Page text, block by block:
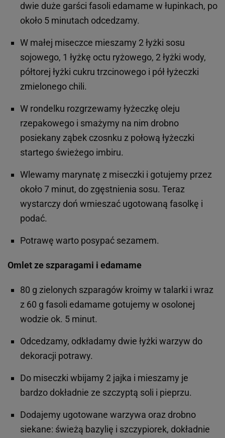
dwie duże garści fasoli edamame w łupinkach, po
około 5 minutach odcedzamy.
W małej miseczce mieszamy 2 łyżki sosu
sojowego, 1 łyżkę octu ryżowego, 2 łyżki wody,
półtorej łyżki cukru trzcinowego i pół łyżeczki
zmielonego chili.
W rondelku rozgrzewamy łyżeczkę oleju
rzepakowego i smażymy na nim drobno
posiekany ząbek czosnku z połową łyżeczki
startego świeżego imbiru.
Wlewamy marynatę z miseczki i gotujemy przez
około 7 minut, do zgęstnienia sosu. Teraz
wystarczy doń wmieszać ugotowaną fasolkę i
podać.
Potrawę warto posypać sezamem.
Omlet ze szparagami i edamame
80 g zielonych szparagów kroimy w talarki i wraz
z 60 g fasoli edamame gotujemy w osolonej
wodzie ok. 5 minut.
Odcedzamy, odkładamy dwie łyżki warzyw do
dekoracji potrawy.
Do miseczki wbijamy 2 jajka i mieszamy je
bardzo dokładnie ze szczyptą soli i pieprzu.
Dodajemy ugotowane warzywa oraz drobno
siekane: świeżą bazylię i szczypiorek, dokładnie